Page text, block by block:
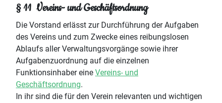
§ 11 Vereins- und Geschäftsordnung
Die Vorstand erlässt zur Durchführung der Aufgaben
des Vereins und zum Zwecke eines reibungslosen
Ablaufs aller Verwaltungsvorgänge sowie ihrer
Aufgabenzuordnung auf die einzelnen
Funktionsinhaber eine Vereins- und
Geschäftsordnung.
In ihr sind die für den Verein relevanten und wichtigen